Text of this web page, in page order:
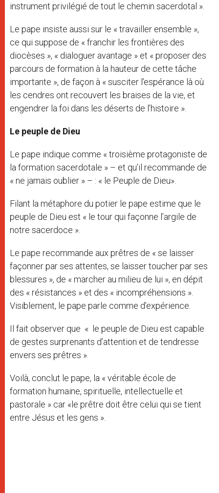
instrument privilégié de tout le chemin sacerdotal ».
Le pape insiste aussi sur le « travailler ensemble »,
ce qui suppose de « franchir les frontières des
diocèses », « dialoguer avantage » et « proposer des
parcours de formation à la hauteur de cette tâche
importante », de façon à « susciter l’espérance là où
les cendres ont recouvert les braises de la vie, et
engendrer la foi dans les déserts de l’histoire ».
Le peuple de Dieu
Le pape indique comme « troisième protagoniste de
la formation sacerdotale » – et qu’il recommande de
« ne jamais oublier » – : « le Peuple de Dieu».
Filant la métaphore du potier le pape estime que le
peuple de Dieu est « le tour qui façonne l’argile de
notre sacerdoce ».
Le pape recommande aux prêtres de « se laisser
façonner par ses attentes, se laisser toucher par ses
blessures », de « marcher au milieu de lui », en dépit
des « résistances » et des « incompréhensions ».
Visiblement, le pape parle comme d’expérience.
Il fait observer que « le peuple de Dieu est capable
de gestes surprenants d’attention et de tendresse
envers ses prêtres ».
Voilà, conclut le pape, la « véritable école de
formation humaine, spirituelle, intellectuelle et
pastorale » car «le prêtre doit être celui qui se tient
entre Jésus et les gens ».